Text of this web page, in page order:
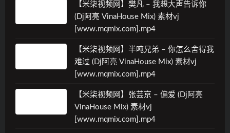
【米柒视频网】樊凡 – 我想大声告诉你
(Dj阿亮 VinaHouse Mix) 素材vj
[www.mqmix.com].mp4
【米柒视频网】半吨兄弟 – 你怎么舍得我
难过 (Dj阿亮 VinaHouse Mix) 素材vj
[www.mqmix.com].mp4
【米柒视频网】张芸京 – 偏爱 (Dj阿亮
VinaHouse Mix) 素材vj
[www.mqmix.com].mp4